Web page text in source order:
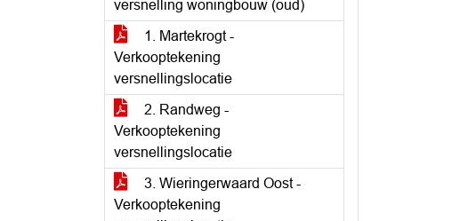
versnelling woningbouw (oud)
1. Martekrogt -
Verkooptekening
versnellingslocatie
2. Randweg -
Verkooptekening
versnellingslocatie
3. Wieringerwaard Oost -
Verkooptekening